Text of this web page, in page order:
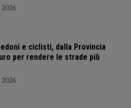
e ciclisti, dalla Provincia
per rendere le strade più